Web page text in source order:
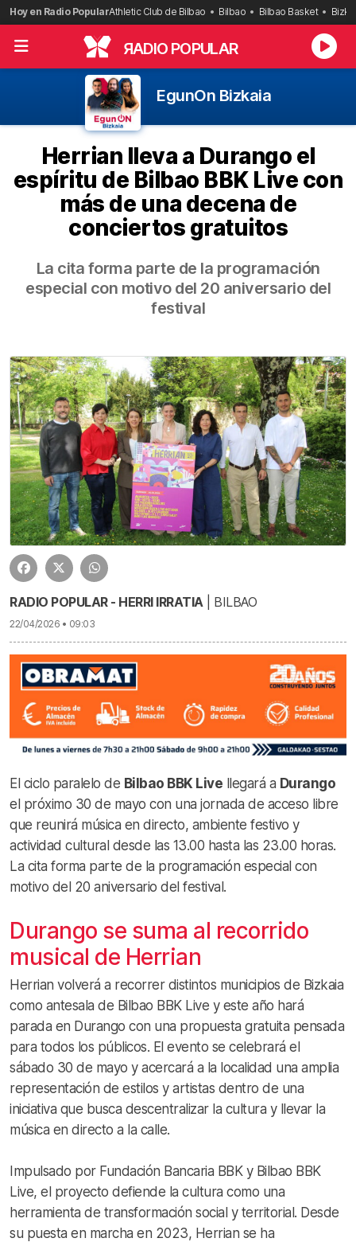
Saltar
al
contenido
Hoy en Radio PopularAthletic Club de Bilbao Bilbao Bilbao Basket
RADIO POPULAR
EgunOn Bizkaia
Herrian lleva a Durango el
espíritu de Bilbao BBK Live con
más de una decena de
conciertos gratuitos
La cita forma parte de la programación
especial con motivo del 20 aniversario del
festival
RADIO POPULAR - HERRI IRRATIA| BILBAO
22/04/2026 • 09:03
El ciclo paralelo de Bilbao BBK Live llegará a Durango
el próximo 30 de mayo con una jornada de acceso libre
que reunirá música en directo, ambiente festivo y
actividad cultural desde las 13.00 hasta las 23.00 horas.
La cita forma parte de la programación especial con
motivo del 20 aniversario del festival.
Durango se suma al recorrido
musical de Herrian
Herrian volverá a recorrer distintos municipios de Bizkaia
como antesala de Bilbao BBK Live y este año hará
parada en Durango con una propuesta gratuita pensada
para todos los públicos. El evento se celebrará el
sábado 30 de mayo y acercará a la localidad una amplia
representación de estilos y artistas dentro de una
iniciativa que busca descentralizar la cultura y llevar la
música en directo a la calle.
Impulsado por Fundación Bancaria BBK y Bilbao BBK
Live, el proyecto defiende la cultura como una
herramienta de transformación social y territorial. Desde
su puesta en marcha en 2023, Herrian se ha